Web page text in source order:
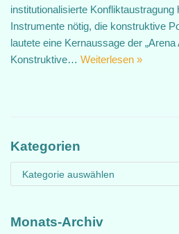
institutionalisierte Konfliktaustragung
Instrumente nötig, die konstruktive
lautete eine Kernaussage der
Konstruktive… Weiterlesen »
Kategorien
Monats-Archiv